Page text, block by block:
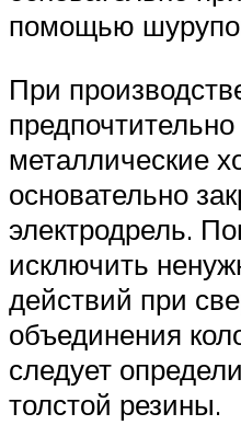
помощью
При
металлические
основательно
электродрель.
исключить
действий при
объединения
следует
толстой резины.